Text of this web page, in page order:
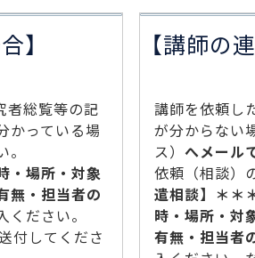
】
者総覧等の記
かっている場
・場所・対象
無・担当者の
ださい。
付してくださ
【講師の
講師を依頼し
が分からない
ス）へメール
依頼（相談）
遣相談】＊＊
時・場所・対
有無・担当者